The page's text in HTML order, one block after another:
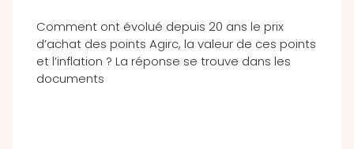
Comment ont évolué depuis 20 ans le prix
d’achat des points Agirc, la valeur de ces points
et l’inflation ? La réponse se trouve dans les
documents